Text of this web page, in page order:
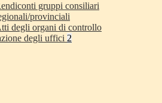
gruppi consiliari
provinciali
degli organi di controllo
degli uffici 2